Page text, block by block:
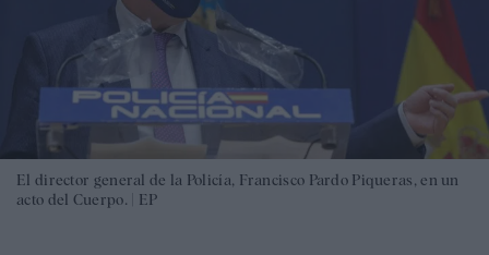
El director general de la Policía, Francisco Pardo Piqueras, en un
acto del Cuerpo. | EP